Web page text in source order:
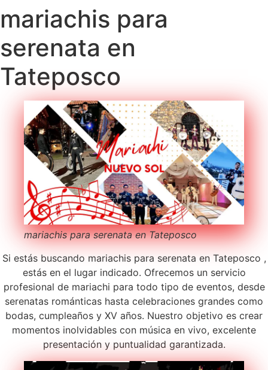
mariachis para
serenata en
Tateposco
mariachis para serenata en Tateposco
Si estás buscando mariachis para serenata en Tateposco ,
estás en el lugar indicado. Ofrecemos un servicio
profesional de mariachi para todo tipo de eventos, desde
serenatas románticas hasta celebraciones grandes como
bodas, cumpleaños y XV años. Nuestro objetivo es crear
momentos inolvidables con música en vivo, excelente
presentación y puntualidad garantizada.